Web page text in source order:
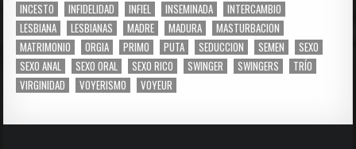
INCESTO
INFIDELIDAD INFIEL INSEMINADA
INTERCAMBIO
LESBIANA
LESBIANAS MADRE MADURA
MASTURBACION
MATRIMONIO
ORGIA PRIMO PUTA SEDUCCION SEMEN
SEXO
SEXO ANAL
SEXO ORAL SEXO RICO SWINGER SWINGERS
TRÍO
VIRGINIDAD
VOYERISMO VOYEUR